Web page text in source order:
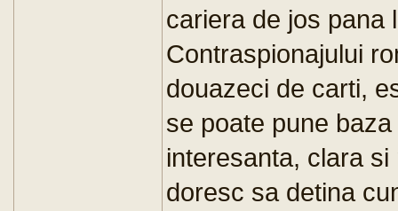
cariera de jos pana
Contraspionajului
douazeci de carti,
se poate pune
interesanta, clara
doresc sa detina